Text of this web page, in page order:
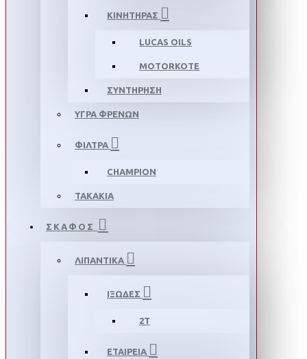
ΚΙΝΗΤΗΡΑΣ
LUCAS OILS
MOTORKOTE
ΣΥΝΤΗΡΗΣΗ
ΥΓΡΑ ΦΡΕΝΩΝ
ΦΙΛΤΡΑ
CHAMPION
ΤΑΚΑΚΙΑ
ΣΚΑΦΟΣ
ΛΙΠΑΝΤΙΚΑ
ΙΞΩΔΕΣ
2T
ΕΤΑΙΡΕΙΑ